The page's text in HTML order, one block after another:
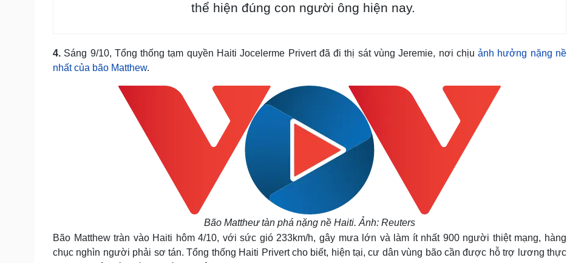
thể hiện đúng con người ông hiện nay.
4. Sáng 9/10, Tổng thống tạm quyền Haiti Jocelerme Privert đã đi thị sát vùng Jeremie, nơi chịuảnh hưởng nặng nề
nhất của bão Matthew.
Bão Mattheư tàn phá nặng nề Haiti. Ảnh: Reuters
Bão Matthew tràn vào Haiti hôm 4/10, với sức gió 233km/h, gây mưa lớn và làm ít nhất 900 người thiệt mạng, hàng
chục nghìn người phải sơ tán. Tổng thống Haiti Privert cho biết, hiện tại, cư dân vùng bão cần được hỗ trợ lương thực